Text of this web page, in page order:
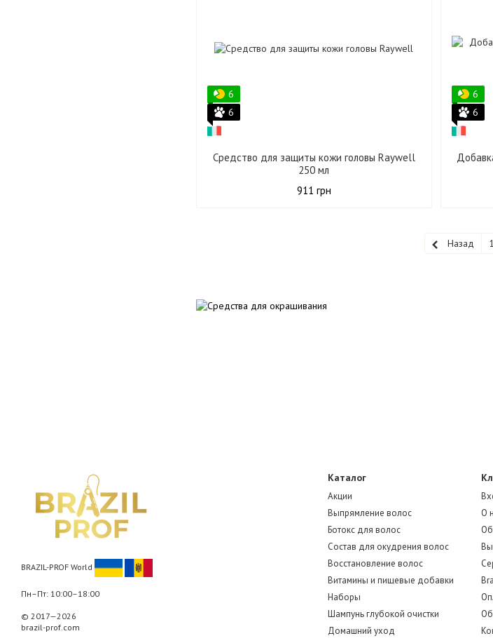
6
6
Средство для защиты кожи головы Raywell
250 мл
911 грн
6
6
Назад 1
BRAZIL-PROF World
Пн–Пт: 10:00–18:00
© 2017—2026
brazil-prof.com
Каталог
Акции
Выпрямление волос
Ботокс для волос
Состав для окудрения волос
Восстановление волос
Витамины и пищевые добавки
Наборы
Шампунь глубокой очистки
Домашний уход
О